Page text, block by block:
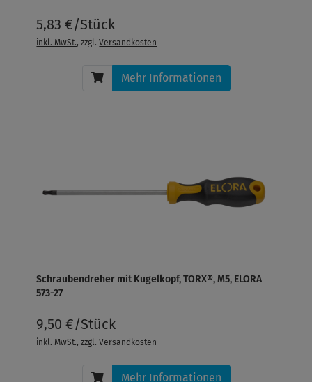
5,83 €/Stück
inkl. MwSt., zzgl.Versandkosten
Mehr Informationen
Schraubendreher mit Kugelkopf, TORX®, M5, ELORA
573-27
9,50 €/Stück
inkl. MwSt., zzgl.Versandkosten
Mehr Informationen